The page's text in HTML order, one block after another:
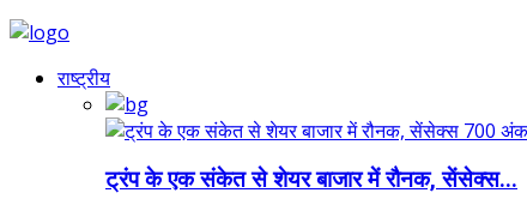
राष्ट्रीय
ट्रंप के एक संकेत से शेयर बाजार में रौनक, सेंसेक्स...